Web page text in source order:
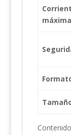
máxima